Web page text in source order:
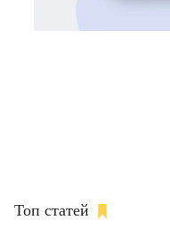
Топ статей